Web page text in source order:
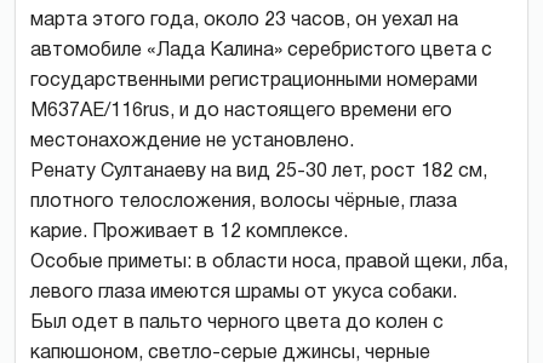
марта этого года, около 23 часов, он уехал на
автомобиле «Лада Калина» серебристого цвета с
государственными регистрационными номерами
М637АЕ/116rus, и до настоящего времени его
местонахождение не установлено.
Ренату Султанаеву на вид 25-30 лет, рост 182 см,
плотного телосложения, волосы чёрные, глаза
карие. Проживает в 12 комплексе.
Особые приметы: в области носа, правой щеки, лба,
левого глаза имеются шрамы от укуса собаки.
Был одет в пальто черного цвета до колен с
капюшоном, светло-серые джинсы, черные